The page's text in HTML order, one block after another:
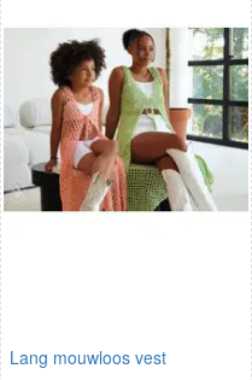
Lang mouwloos vest